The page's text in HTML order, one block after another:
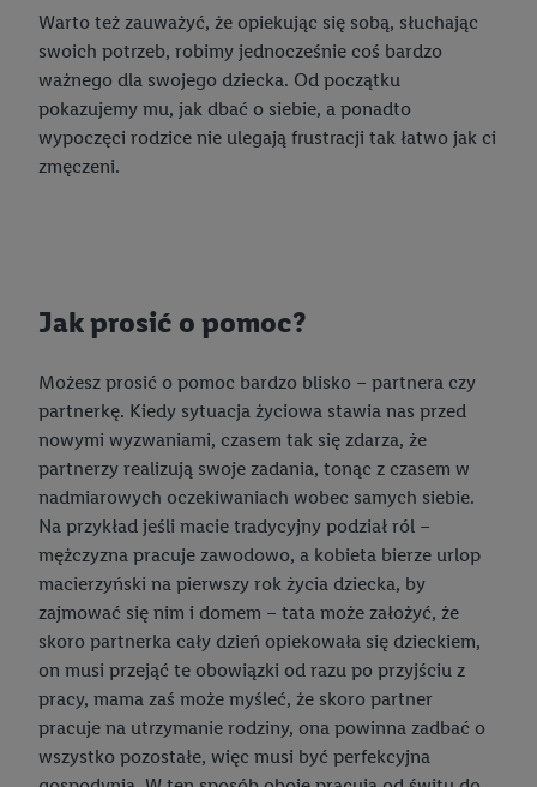
Warto też zauważyć, że opiekując się sobą, słuchając
swoich potrzeb, robimy jednocześnie coś bardzo
ważnego dla swojego dziecka. Od początku
pokazujemy mu, jak dbać o siebie, a ponadto
wypoczęci rodzice nie ulegają frustracji tak łatwo jak ci
zmęczeni.
Jak prosić o pomoc?
Możesz prosić o pomoc bardzo blisko – partnera czy
partnerkę. Kiedy sytuacja życiowa stawia nas przed
nowymi wyzwaniami, czasem tak się zdarza, że
partnerzy realizują swoje zadania, tonąc z czasem w
nadmiarowych oczekiwaniach wobec samych siebie.
Na przykład jeśli macie tradycyjny podział ról –
mężczyzna pracuje zawodowo, a kobieta bierze urlop
macierzyński na pierwszy rok życia dziecka, by
zajmować się nim i domem – tata może założyć, że
skoro partnerka cały dzień opiekowała się dzieckiem,
on musi przejąć te obowiązki od razu po przyjściu z
pracy, mama zaś może myśleć, że skoro partner
pracuje na utrzymanie rodziny, ona powinna zadbać o
wszystko pozostałe, więc musi być perfekcyjna